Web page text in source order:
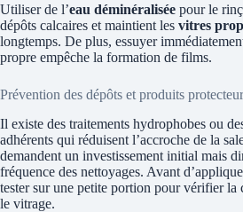
Utiliser de l’eau déminéralisée pour le
dépôts calcaires et maintient les vitres
longtemps. De plus, essuyer
propre empêche la formation de films.
Prévention des dépôts et produits
Il existe des traitements hydrophobes ou
adhérents qui réduisent l’accroche de la
demandent un investissement initial mais
fréquence des nettoyages. Avant
tester sur une petite portion pour vérifier la
le vitrage.